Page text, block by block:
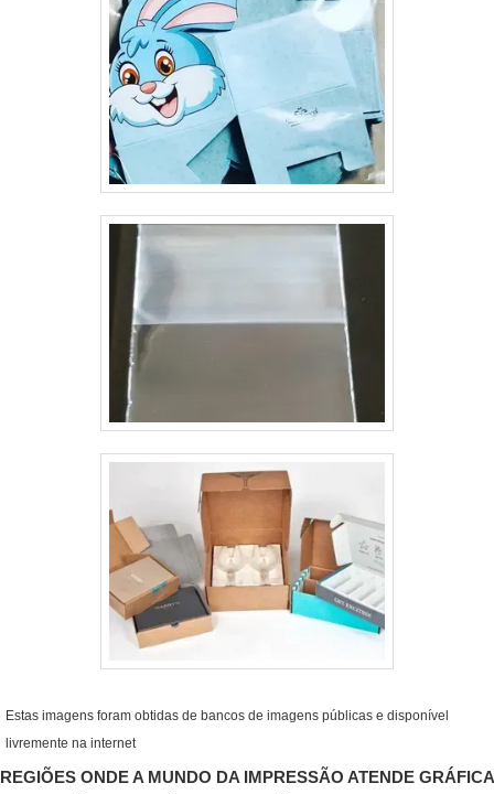
Estas imagens foram obtidas de bancos de imagens públicas e disponível
livremente na internet
REGIÕES ONDE A MUNDO DA IMPRESSÃO ATENDE GRÁFICA